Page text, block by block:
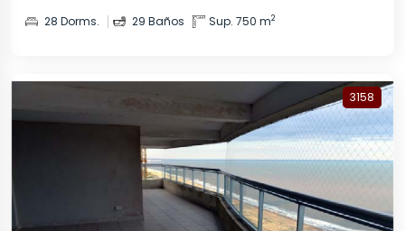
28 Dorms. 29 Baños Sup. 750 m2
3158